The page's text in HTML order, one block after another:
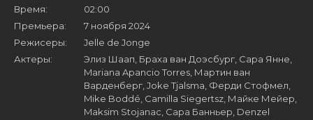
Время:
02:00
Премьера:
7 ноября 2024
Режисеры:
Jelle de Jonge
Актеры:
Элиз Шаап, Браха ван Доэсбург, Сара Янне,
Mariana Apancio Torres, Мартин ван
Варденберг, Joke Tjalsma, Ферди Стофмел,
Mike Boddé, Camilla Siegertsz, Майке Мейер,
Maksim Stojanac, Сара Банньер, Denzel